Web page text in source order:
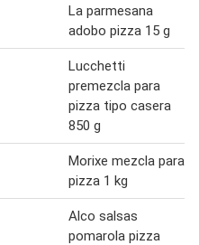
La parmesana
adobo pizza 15 g
Lucchetti
premezcla para
pizza tipo casera
850 g
Morixe mezcla para
pizza 1 kg
Alco salsas
pomarola pizza